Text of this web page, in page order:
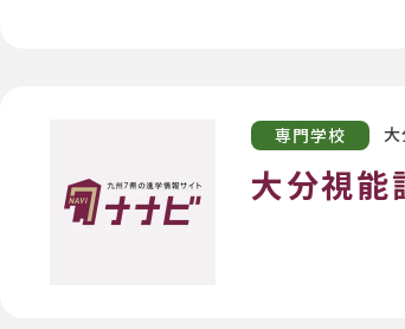
専門学校
大分視能